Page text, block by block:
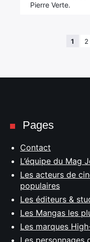
Pierre Verte.
1 2
Pages
Contact
L’équipe du Mag
Les acteurs de
populaires
Les éditeurs &
Les Mangas les
Les marques
Les personnages